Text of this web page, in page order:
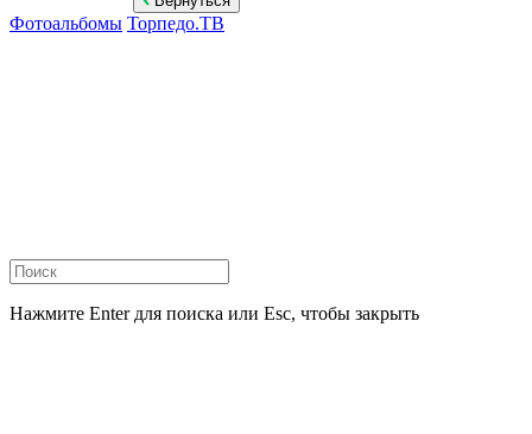
Фотоальбомы Торпедо.ТВ
Нажмите Enter для поиска или Esc, чтобы закрыть